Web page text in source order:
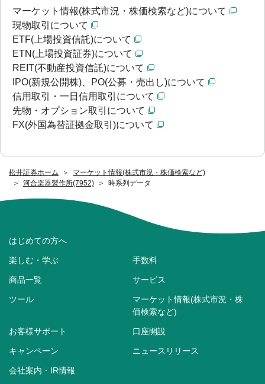
松井証券ホーム
マーケット情報(株式市況・株価検索など)
河合楽器製作所(7952)
時系列データ
マーケット情報(株式市況・株価検索など)について
現物取引について
ETF(上場投資信託)について
ETN(上場投資証券)について
REIT(不動産投資信託)について
IPO(新規公開株)、PO(公募・売出し)について
信用取引・一日信用取引について
先物・オプション取引について
FX(外国為替証拠金取引)について
はじめての方へ
楽しむ・学ぶ 手数料
商品一覧 サービス
ツール
マーケット情報(株式市況・株
価検索など)
お客様サポート 口座開設
キャンペーン ニュースリリース
会社案内・IR情報